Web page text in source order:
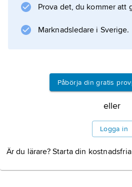
Nyenskans Bernt Pipers
bröderna hovintendenten
Piper (1721–77) och
Prova det, du kommer att
Marknadsledare i Sverige.
Påbörja din gratis
eller
Logga in
Är du lärare? Starta din